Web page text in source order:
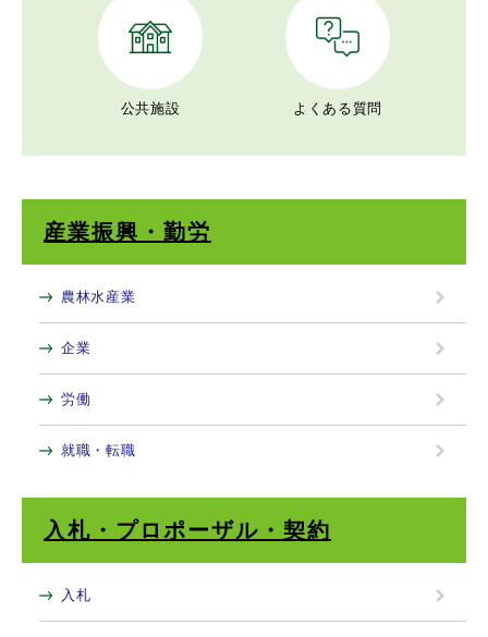
公共施設 よくある質問
産業振興・勤労
農林水産業
企業
労働
就職・転職
入札・プロポーザル・契約
入札